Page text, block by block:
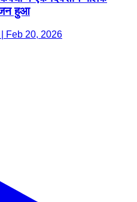
हुआ
Feb 20, 2026